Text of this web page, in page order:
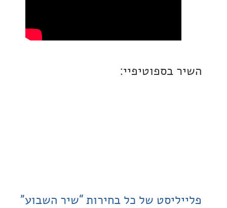
בספוטיפיי:
של כל בחירות “שיר השבוע”